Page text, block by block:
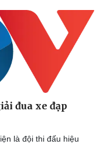
đua xe đạp
là đội thi đấu hiệu